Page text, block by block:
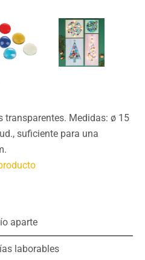
transparentes. Medidas: ø 15
suficiente para una
aparte
laborables